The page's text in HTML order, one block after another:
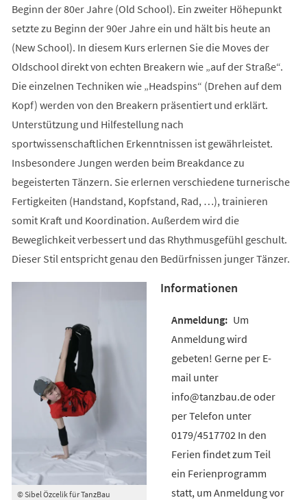
Beginn der 80er Jahre (Old School). Ein zweiter Höhepunkt
setzte zu Beginn der 90er Jahre ein und hält bis heute an
(New School). In diesem Kurs erlernen Sie die Moves der
Oldschool direkt von echten Breakern wie „auf der Straße“.
Die einzelnen Techniken wie „Headspins“ (Drehen auf dem
Kopf) werden von den Breakern präsentiert und erklärt.
Unterstützung und Hilfestellung nach
sportwissenschaftlichen Erkenntnissen ist gewährleistet.
Insbesondere Jungen werden beim Breakdance zu
begeisterten Tänzern. Sie erlernen verschiedene turnerische
Fertigkeiten (Handstand, Kopfstand, Rad, …), trainieren
somit Kraft und Koordination. Außerdem wird die
Beweglichkeit verbessert und das Rhythmusgefühl geschult.
Dieser Stil entspricht genau den Bedürfnissen junger Tänzer.
© Sibel Özcelik für TanzBau
Informationen
Um
Anmeldung wird
gebeten! Gerne per E-
mail unter
info@tanzbau.de oder
per Telefon unter
0179/4517702 In den
Ferien findet zum Teil
ein Ferienprogramm
statt, um Anmeldung vor